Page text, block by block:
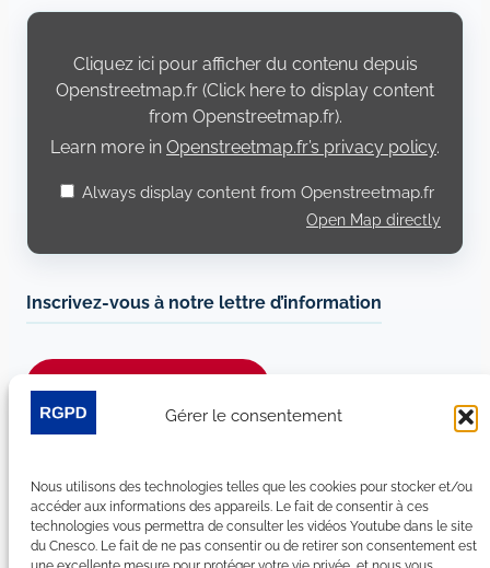
Gérer le consentement
Nous utilisons des technologies telles que les cookies pour stocker et/ou
accéder aux informations des appareils. Le fait de consentir à ces
technologies vous permettra de consulter les vidéos Youtube dans le site
du Cnesco. Le fait de ne pas consentir ou de retirer son consentement est
Display
Openstreetmap.fr
Cliquez ici pour afficher du contenu depuis
Openstreetmap.fr (Click here to display content
from Openstreetmap.fr).
Learn more in Openstreetmap.fr’s privacy policy.
Always display content from Openstreetmap.fr
Open Map directly
Inscrivez-vous à notre lettre d’information
LinkedIn
YouTube
Facebook
Bluesky